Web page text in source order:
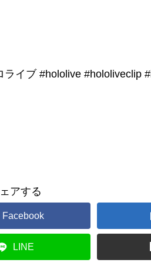
イブ #hololive #hololiveclip
アする
Facebook
LINE